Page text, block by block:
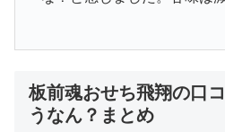
板前魂おせち飛翔の口
うなん？まとめ